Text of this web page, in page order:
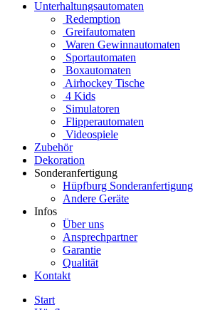
Unterhaltungsautomaten
Redemption
Greifautomaten
Waren Gewinnautomaten
Sportautomaten
Boxautomaten
Airhockey Tische
4 Kids
Simulatoren
Flipperautomaten
Videospiele
Zubehör
Dekoration
Sonderanfertigung
Hüpfburg Sonderanfertigung
Andere Geräte
Infos
Über uns
Ansprechpartner
Garantie
Qualität
Kontakt
Start